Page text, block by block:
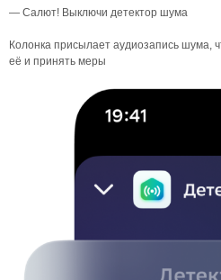
— Салют! Выключи детектор шума
Колонка присы­лает аудиозапись шума,
её и принять меры